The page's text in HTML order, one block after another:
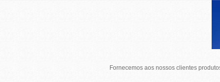
Fornecemos aos nossos clientes